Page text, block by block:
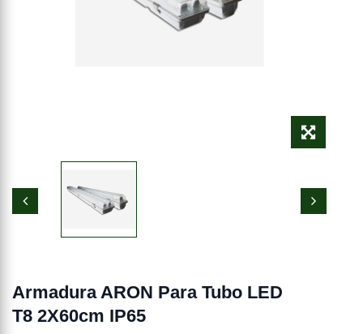
Armadura ARON Para Tubo LED
T8 2X60cm IP65